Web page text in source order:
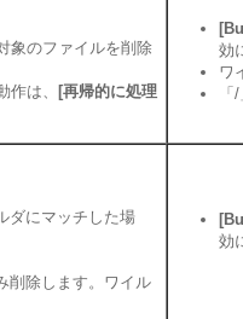
象のファイルを削除
は、
[再帰的に処理
効
ワ
ダにマッチした場
削除します。ワイル
効